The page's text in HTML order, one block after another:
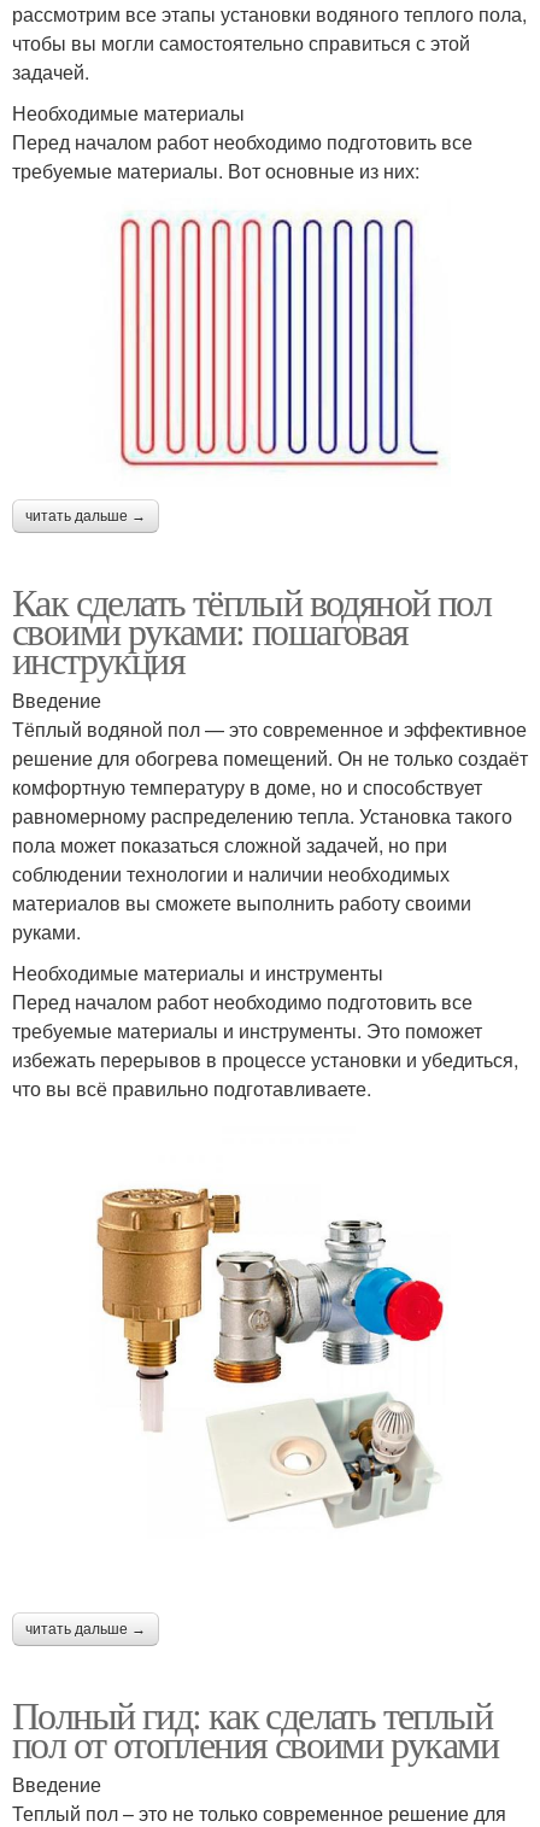
рассмотрим все этапы установки водяного теплого пола,
чтобы вы могли самостоятельно справиться с этой
задачей.
Необходимые материалы
Перед началом работ необходимо подготовить все
требуемые материалы. Вот основные из них:
читать дальше →
Как сделать тёплый водяной пол
своими руками: пошаговая
инструкция
Введение
Тёплый водяной пол — это современное и эффективное
решение для обогрева помещений. Он не только создаёт
комфортную температуру в доме, но и способствует
равномерному распределению тепла. Установка такого
пола может показаться сложной задачей, но при
соблюдении технологии и наличии необходимых
материалов вы сможете выполнить работу своими
руками.
Необходимые материалы и инструменты
Перед началом работ необходимо подготовить все
требуемые материалы и инструменты. Это поможет
избежать перерывов в процессе установки и убедиться,
что вы всё правильно подготавливаете.
читать дальше →
Полный гид: как сделать теплый
пол от отопления своими руками
Введение
Теплый пол – это не только современное решение для